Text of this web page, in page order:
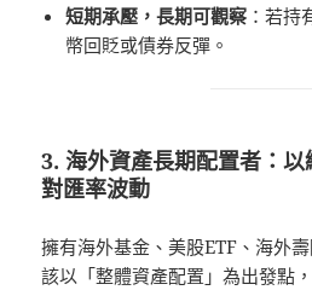
短期承壓，長期可觀察 ：若持
幣回貶或債券反彈。
3. 海外資產長期配置者：
對匯率波動
擁有海外基金、美股ETF、海外
該以「整體資產配置」為出發點